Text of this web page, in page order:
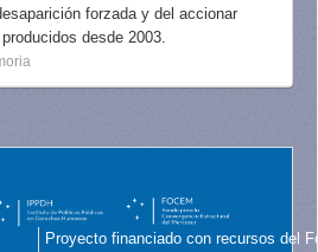
forzada y del accionar
desde 2003.
Proyecto financiado con recursos del